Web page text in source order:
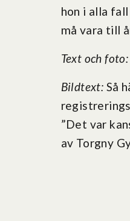
hon i alla
må vara till
Text och
Bildtext: Så
”Det var
av Torgny